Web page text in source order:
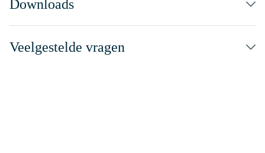
Downloads
Veelgestelde vragen